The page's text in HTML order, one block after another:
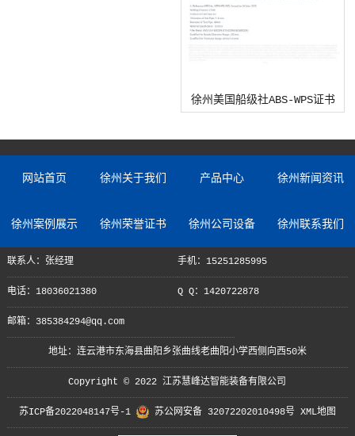
徐州美国船级社ABS-WPS证书
网站首页 徐州关于我们 产品中心 徐州新闻资讯
徐州案例展示 徐州荣誉证书 徐州公司设备 徐州联系我们
联系人：张经理 手机：15251285995
电话：18036021380 Q Q：1420722878
邮箱：385384294@qq.com
地址：连云港市东海县曲阳乡张曲线老曲阳小学西侧向西50米
Copyright © 2022 江苏慧峰达智能装备有限公司
苏ICP备2022048147号-1 苏公网安备 32072202010498号 XML地图